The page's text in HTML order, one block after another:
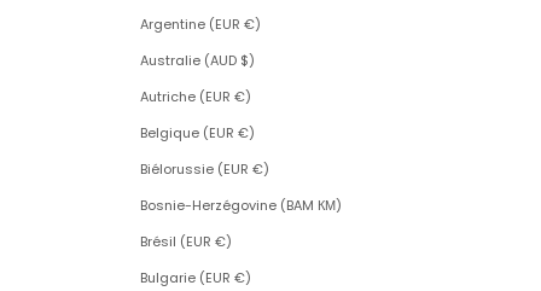
Argentine (EUR €)
Australie (AUD $)
Autriche (EUR €)
Belgique (EUR €)
Biélorussie (EUR €)
Bosnie-Herzégovine (BAM КМ)
Brésil (EUR €)
Bulgarie (EUR €)